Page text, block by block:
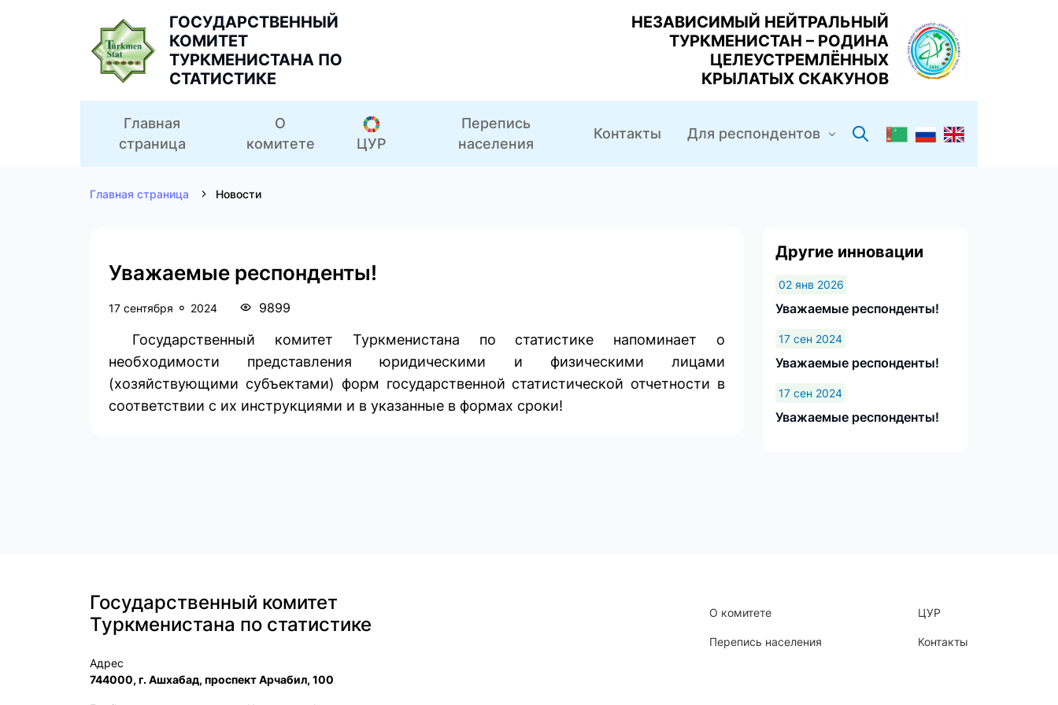
ГОСУДАРСТВЕННЫЙ
КОМИТЕТ
ТУРКМЕНИСТАНА ПО
СТАТИСТИКЕ
НЕЗАВИСИМЫЙ НЕЙТРАЛЬНЫЙ
ТУРКМЕНИСТАН – РОДИНА
ЦЕЛЕУСТРЕМЛЁННЫХ
КРЫЛАТЫХ СКАКУНОВ
Главная
страница
О
комитете
ЦУР
Перепись
населения
Контакты Для респондентов
Главная страница Новости
Уважаемые респонденты!
17 сентября 2024 9899
Государственный комитет Туркменистана по статистике напоминает о
необходимости представления юридическими и физическими лицами
(хозяйствующими субъектами) форм государственной статистической отчетности в
соответствии с их инструкциями и в указанные в формах сроки!
Другие инновации
02 янв 2026
Уважаемые респонденты!
17 сен 2024
Уважаемые респонденты!
17 сен 2024
Уважаемые респонденты!
Государственный комитет
Туркменистана по статистике
Адрес
744000, г. Ашхабад, проспект Арчабил, 100
О комитете
Перепись населения
ЦУР
Контакты